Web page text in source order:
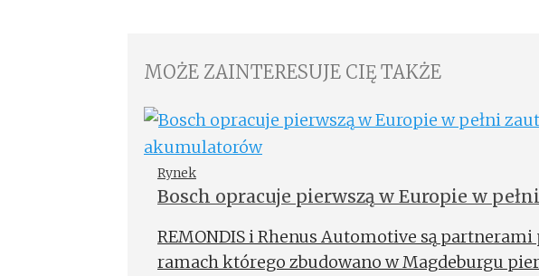
MOŻE ZAINTERESUJE CIĘ TAKŻE
Rynek
Bosch opracuje pierwszą w Europie w
REMONDIS i Rhenus Automotive są
ramach którego zbudowano w Magdeburgu